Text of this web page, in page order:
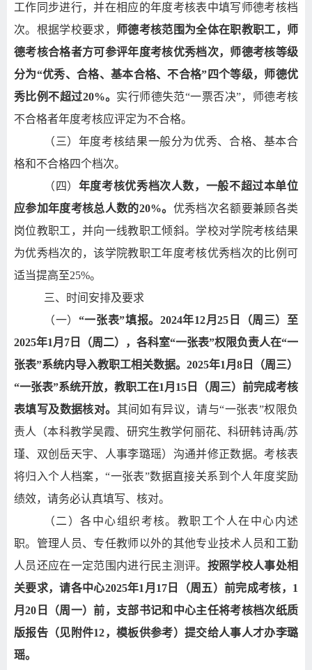
工作同步进行，并在相应的年度考核表中填写师德考核档
次。根据学校要求， 师德考核范围为全体在职教职工，师
德考核合格者方可参评年度考核优秀档次，师德考核等级
分为“优秀、合格、基本合格、不合格”四个等级，师德优
秀比例不超过20%。 实行师德失范“一票否决”，师德考核
不合格者年度考核应评定为不合格。
（三）年度考核结果一般分为优秀、合格、基本合
格和不合格四个档次。
（四） 年度考核优秀档次人数，一般不超过本单位
应参加年度考核总人数的20%。 优秀档次名额要兼顾各类
岗位教职工，并向一线教职工倾斜。学校对学院考核结果
为优秀档次的，该学院教职工年度考核优秀档次的比例可
适当提高至25%。
三、时间安排及要求
（一） “一张表”填报。 2024年12月25 日（周三）至
2025年1 月 7 日（周二），各科室“一张表”权限负责人在“一
张表”系统内导入教职工相关数据。 2025年1 月 8 日（周三）
“一张表”系统开放，教职工在1 月 15 日（周三）前完成考核
表填写及数据核对。 其间如有异议，请与“一张表”权限负
责人（本科教学吴霞、研究生教学何丽花、科研韩诗禹/苏
瑾、双创岳天宇、人事李璐瑶）沟通并修正数据。考核表
将归入个人档案，“一张表”数据直接关系到个人年度奖励
绩效，请务必认真填写、核对。
（二）各中心组织考核。教职工个人在中心内述
职。管理人员、专任教师以外的其他专业技术人员和工勤
人员还应在一定范围内进行民主测评。 按照学校人事处相
关要求，请各中心2025年1 月 17 日（周五）前完成考核， 1
月20 日（周一）前，支部书记和中心主任将考核档次纸质
版报告（见附件12，模板供参考）提交给人事人才办李璐
瑶。